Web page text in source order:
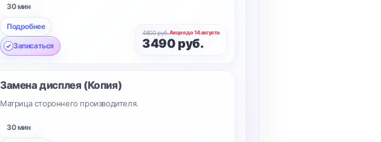
30 мин
Подробнее
Записаться
4800 руб.Акция до 14 августа
3490 руб.
Замена дисплея (Копия)
Матрица стороннего производителя.
30 мин